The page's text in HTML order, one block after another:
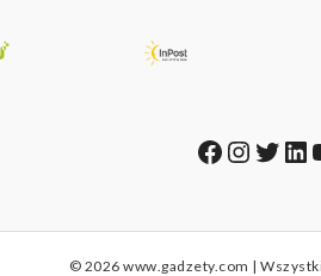
Facebook
© 2026 www.gadzety.com |